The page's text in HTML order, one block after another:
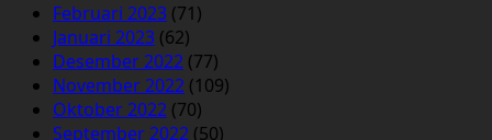
Februari 2023 (71)
Januari 2023 (62)
Desember 2022 (77)
November 2022 (109)
Oktober 2022 (70)
September 2022 (50)